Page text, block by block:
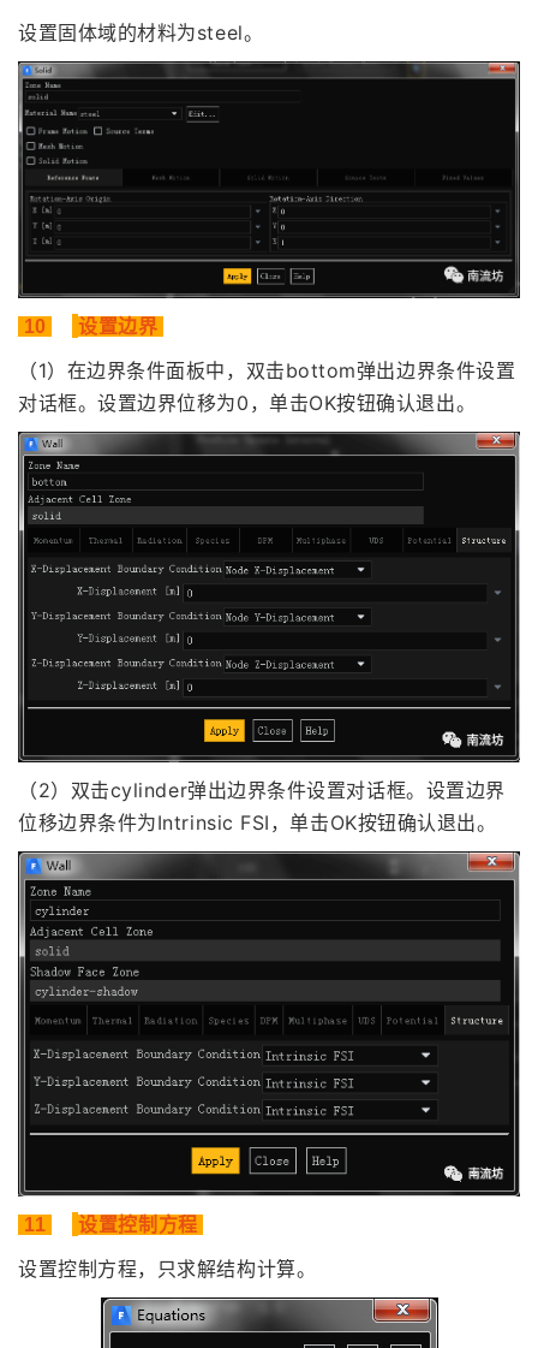
设置固体域的材料为steel。
10 设置边界
（1）在边界条件面板中，双击bottom弹出边界条件设置
对话框。设置边界位移为0，单击OK按钮确认退出。
（2）双击cylinder弹出边界条件设置对话框。设置边界
位移边界条件为Intrinsic FSI，单击OK按钮确认退出。
11 设置控制方程
设置控制方程，只求解结构计算。